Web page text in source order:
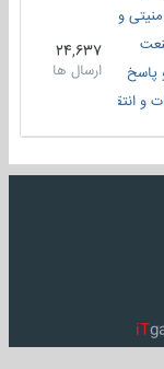
و اطلاعاتی
24,637
ارسال ها
iT